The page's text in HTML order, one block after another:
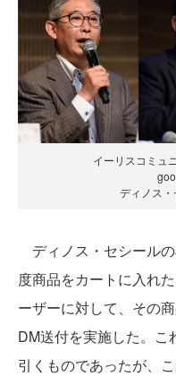
イーリスコミュ
ディノス
ディノス・セシール
度商品をカートに入れ
ーザーに対して、その
DM送付を実施した。こ
引くものであったが、